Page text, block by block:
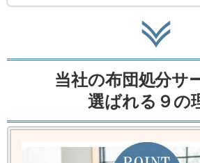
当社の布団処分サ
選ばれる９の